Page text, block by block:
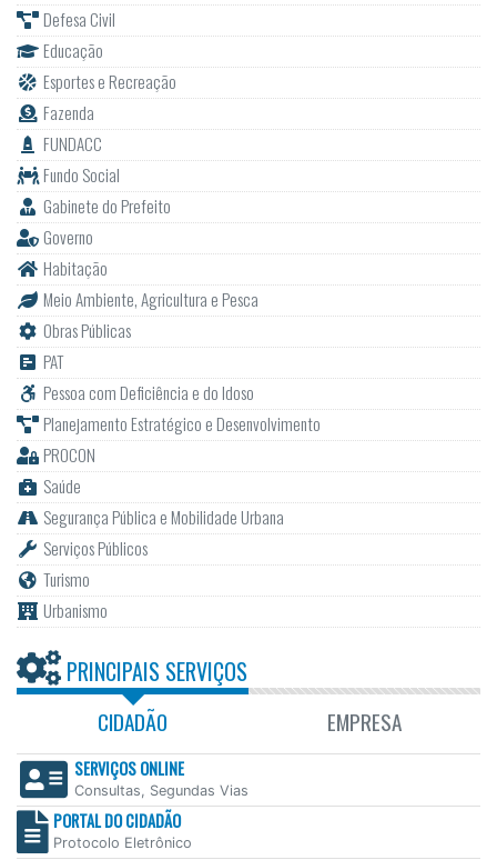
Defesa Civil
Educação
Esportes e Recreação
Fazenda
FUNDACC
Fundo Social
Gabinete do Prefeito
Governo
Habitação
Meio Ambiente, Agricultura e Pesca
Obras Públicas
PAT
Pessoa com Deficiência e do Idoso
Planejamento Estratégico e Desenvolvimento
PROCON
Saúde
Segurança Pública e Mobilidade Urbana
Serviços Públicos
Turismo
Urbanismo
PRINCIPAIS SERVIÇOS
CIDADÃO EMPRESA
SERVIÇOS ONLINE
Consultas, Segundas Vias
PORTAL DO CIDADÃO
Protocolo Eletrônico